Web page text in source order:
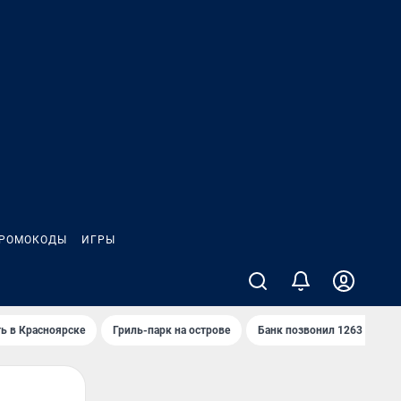
ИГРЫ
в Красноярске Гриль-парк на острове Банк позвонил 1263 раза